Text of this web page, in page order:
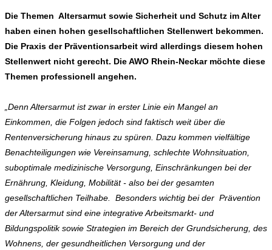
Die Themen Altersarmut sowie Sicherheit und Schutz im Alter
haben einen hohen gesellschaftlichen Stellenwert bekommen.
Die Praxis der Präventionsarbeit wird allerdings diesem hohen
Stellenwert nicht gerecht. Die AWO Rhein-Neckar möchte diese
Themen professionell angehen.
„Denn Altersarmut ist zwar in erster Linie ein Mangel an
Einkommen, die Folgen jedoch sind faktisch weit über die
Rentenversicherung hinaus zu spüren. Dazu kommen vielfältige
Benachteiligungen wie Vereinsamung, schlechte Wohnsituation,
suboptimale medizinische Versorgung, Einschränkungen bei der
Ernährung, Kleidung, Mobilität - also bei der gesamten
gesellschaftlichen Teilhabe. Besonders wichtig bei der Prävention
der Altersarmut sind eine integrative Arbeitsmarkt- und
Bildungspolitik sowie Strategien im Bereich der Grundsicherung, des
Wohnens, der gesundheitlichen Versorgung und der